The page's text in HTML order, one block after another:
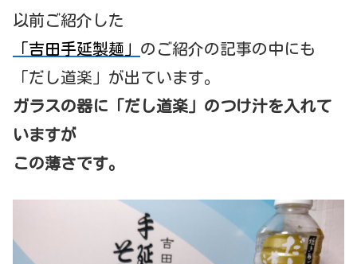
以前ご紹介した
「吉田手延製麺」 のご紹介の記事の中にも
「だし道楽」が出ています。
ガラスの器に「だし道楽」のつけ汁を入れて
いますが
この薄さです。